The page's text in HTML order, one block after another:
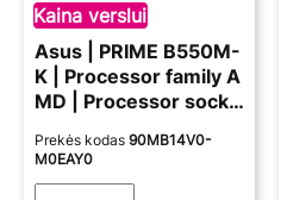
Kaina verslui
Asus | PRIME B550M-
K | Processor family A
MD | Processor socke
ry slots 4 | Chipset A
Prekės kodas 90MB14V0-
M0EAY0